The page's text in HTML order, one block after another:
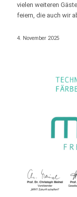
vielen weiteren
feiern, die auch wir
4. November 2025